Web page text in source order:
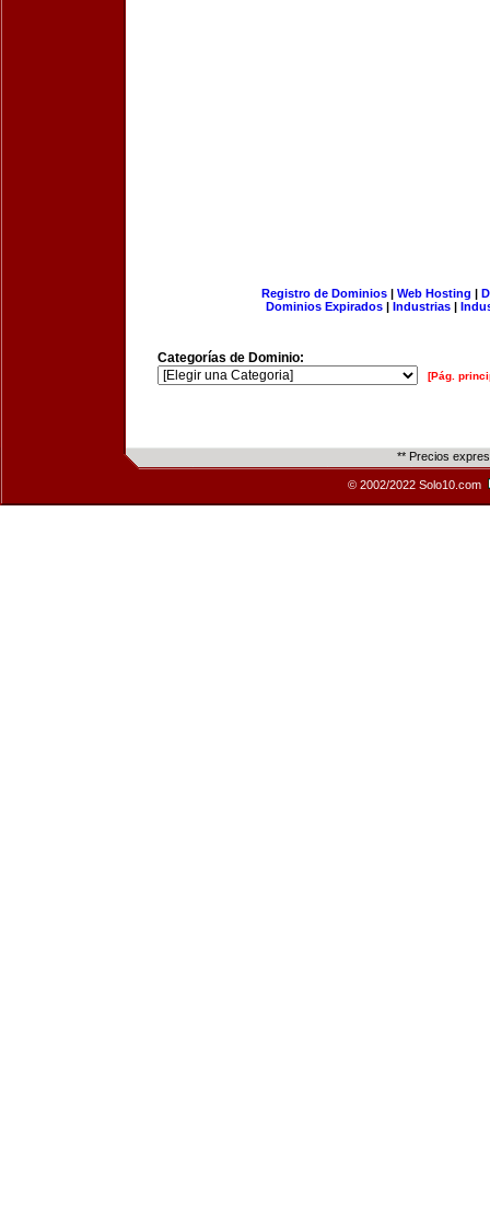
Registro de Dominios| Web Hosting |
Dominios Expirados | Industrias |
Categorías de Dominio:
[Pág.
** Precios
© 2002/2022 Solo10.com